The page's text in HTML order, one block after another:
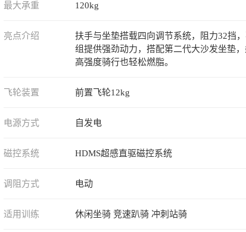
最大承重 120kg
亮点介绍
扶手与坐垫搭载四向调节系统，阻力32挡
组提供强劲动力，搭配第二代大沙发坐垫
高强度骑行也轻松燃脂。
飞轮装置 前置飞轮12kg
电源方式 自发电
磁控系统 HDMS超感直驱磁控系统
调阻方式 电动
适用训练 休闲坐骑 竞速趴骑 冲刺站骑